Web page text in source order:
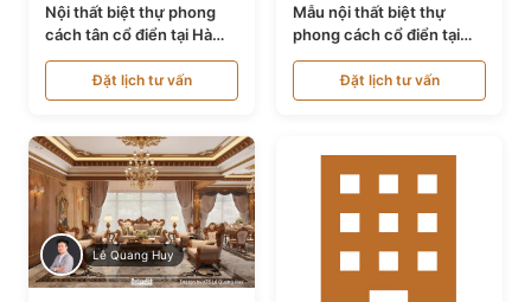
Nội thất biệt thự phong
cách tân cổ điển tại Hà
Nội NT24405
Đặt lịch tư vấn
Mẫu nội thất biệt thự
phong cách cổ điển tại
Bình Dương NT24532
Đặt lịch tư vấn
Lê Quang Huy